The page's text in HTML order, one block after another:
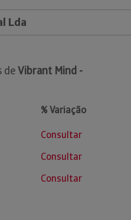
Lda
deVibrant Mind -
% Variação
Consultar
Consultar
Consultar